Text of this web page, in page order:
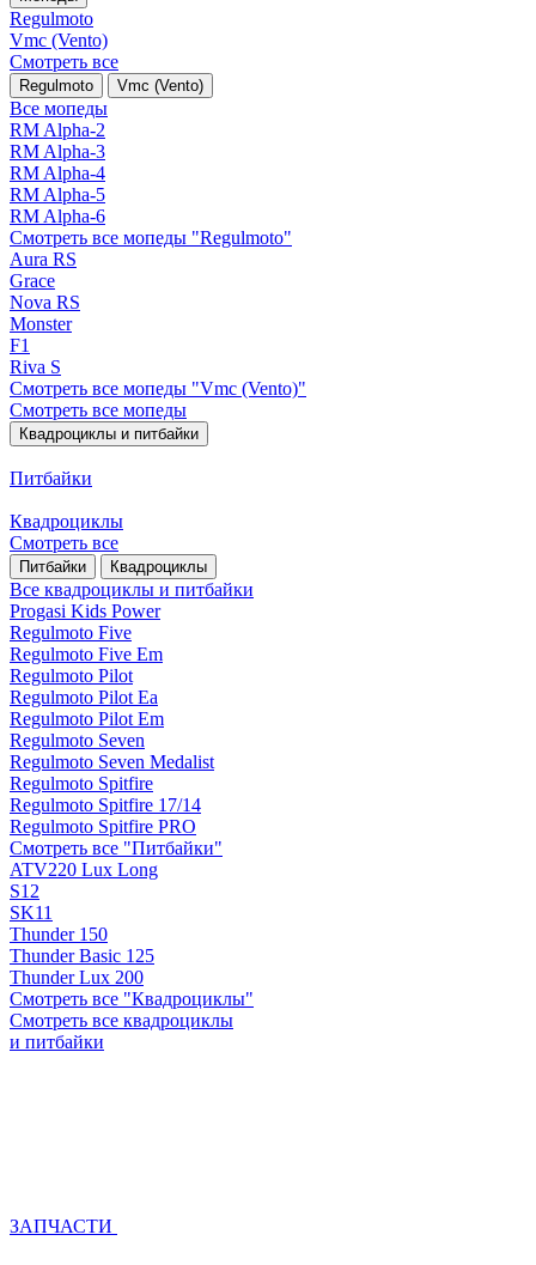
Regulmoto
Vmc (Vento)
Смотреть все
Regulmoto Vmc (Vento)
Все мопеды
RM Alpha-2
RM Alpha-3
RM Alpha-4
RM Alpha-5
RM Alpha-6
Смотреть все мопеды "Regulmoto"
Aura RS
Grace
Nova RS
Monster
F1
Riva S
Смотреть все мопеды "Vmc (Vento)"
Смотреть все мопеды
Квадроциклы и питбайки
Питбайки
Квадроциклы
Смотреть все
Питбайки Квадроциклы
Все квадроциклы и питбайки
Progasi Kids Power
Regulmoto Five
Regulmoto Five Em
Regulmoto Pilot
Regulmoto Pilot Ea
Regulmoto Pilot Em
Regulmoto Seven
Regulmoto Seven Medalist
Regulmoto Spitfire
Regulmoto Spitfire 17/14
Regulmoto Spitfire PRO
Смотреть все "Питбайки"
ATV220 Lux Long
S12
SK11
Thunder 150
Thunder Basic 125
Thunder Lux 200
Смотреть все "Квадроциклы"
Смотреть все квадроциклы
и питбайки
ЗАПЧАСТИ